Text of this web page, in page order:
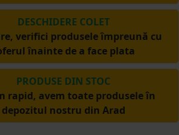
DESCHIDERE COLET
verifici produsele împreună cu
înainte de a face plata
PRODUSE DIN STOC
rapid, avem toate produsele în
depozitul nostru din Arad